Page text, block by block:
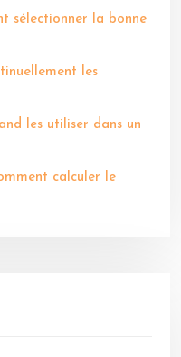
sélectionner la bonne
les
les utiliser dans un
calculer le